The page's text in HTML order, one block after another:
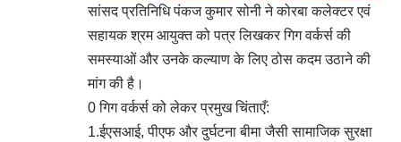
सांसद प्रतिनिधि पंकज कुमार सोनी ने कोरबा कलेक्टर एवं
सहायक श्रम आयुक्त को पत्र लिखकर गिग वर्कर्स की
समस्याओं और उनके कल्याण के लिए ठोस कदम उठाने की
मांग की है।
0 गिग वर्कर्स को लेकर प्रमुख चिंताएँ:
1.ईएसआई, पीएफ और दुर्घटना बीमा जैसी सामाजिक सुरक्षा